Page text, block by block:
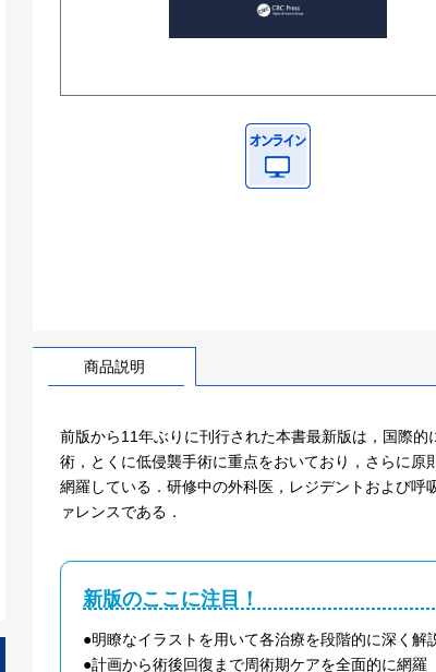
商品説明
前版から11年ぶりに刊行された本書最新版は，国際
術，とくに低侵襲手術に重点をおいており，さらに
網羅している．研修中の外科医，レジデントおよび
ァレンスである．
新版のここに注目！
●明瞭なイラストを用いて各治療を段階的に深く解
●計画から術後回復まで周術期ケアを全面的に網羅